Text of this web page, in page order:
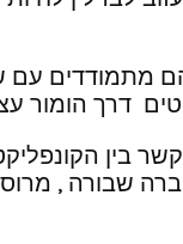
מתמודדים עם
דרך הומור
בין
שבורה ,